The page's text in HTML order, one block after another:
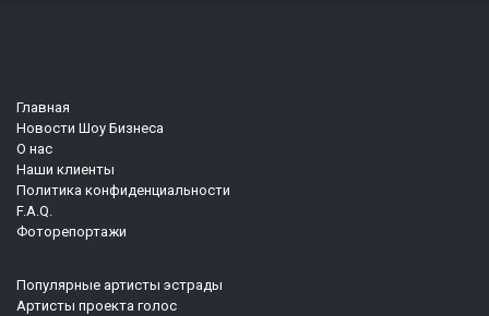
Главная
Новости Шоу Бизнеса
О нас
Наши клиенты
Политика конфиденциальности
F.A.Q.
Фоторепортажи
Популярные артисты эстрады
Артисты проекта голос